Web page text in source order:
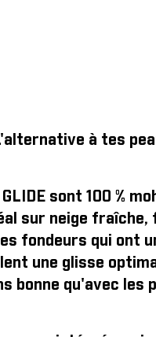
à tes
GLIDE sont 100 %
sur neige fraîche,
fondeurs qui ont
une glisse
bonne qu'avec les